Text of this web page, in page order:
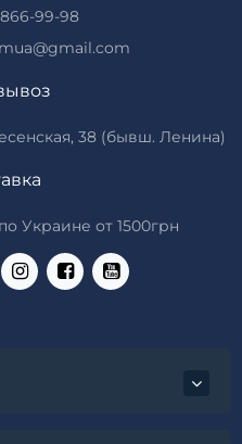
99-98
38 (бывш. Ленина)
Украине от 1500грн